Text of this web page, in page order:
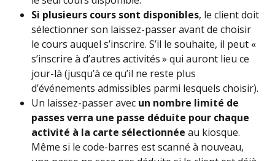
Si plusieurs cours sont disponibles, le client doit
sélectionner son laissez-passer avant de choisir
le cours auquel s’inscrire. S’il le souhaite, il peut «
s’inscrire à d’autres activités » qui auront lieu ce
jour-là (jusqu’à ce qu’il ne reste plus
d’événements admissibles parmi lesquels choisir).
Un laissez-passer avec un nombre limité de
passes verra une passe déduite pour chaque
activité à la carte sélectionnée au kiosque.
Même si le code-barres est scanné à nouveau,